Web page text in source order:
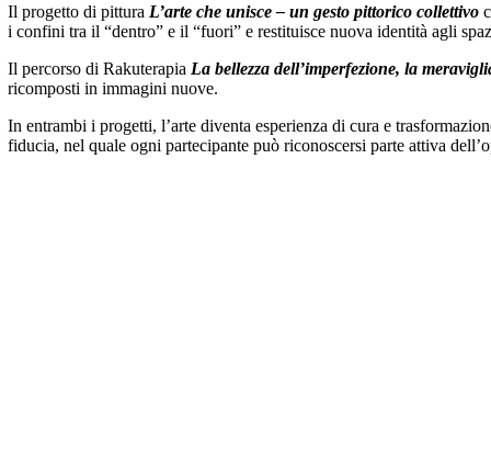
Il progetto di pittura L’arte che unisce – un gesto pittorico collettivo
i confini tra il “dentro” e il “fuori” e restituisce nuova identità agli
Il percorso di Rakuterapia La bellezza dell’imperfezione, la
ricomposti in immagini nuove.
In entrambi i progetti, l’arte diventa esperienza di cura e
fiducia, nel quale ogni partecipante può riconoscersi parte attiva